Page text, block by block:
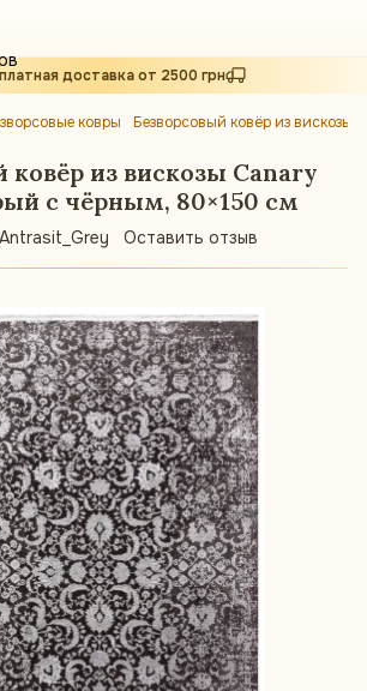
доставка от 2500 грн
ковры Безворсовый ковёр из
ковёр из вискозы Canary
с чёрным, 80×150 см
Оставить отзыв